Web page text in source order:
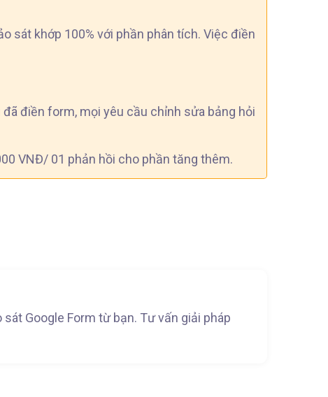
sát khớp 100% với phần phân tích. Việc điền
điền form, mọi yêu cầu chỉnh sửa bảng hỏi
VNĐ/ 01 phản hồi cho phần tăng thêm.
Google Form từ bạn. Tư vấn giải pháp